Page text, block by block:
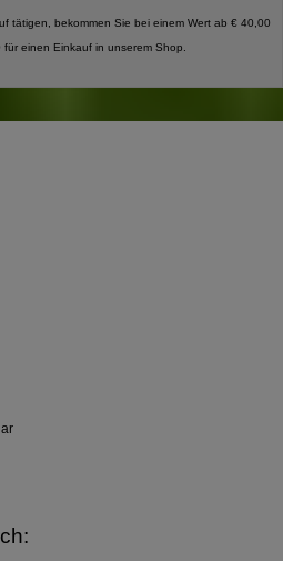
tätigen, bekommen Sie bei einem Wert ab € 40,00
einen Einkauf in unserem Shop.